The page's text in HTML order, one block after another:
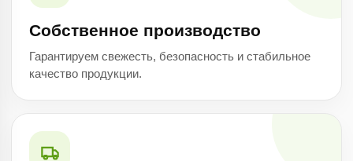
Собственное производство
Гарантируем свежесть, безопасность и стабильное
качество продукции.